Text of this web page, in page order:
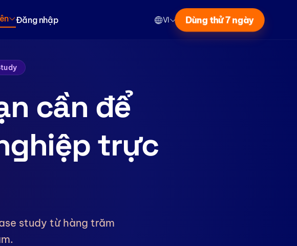
Đăng nhập VI Dùng thử 7 ngày
cần để
trực
study từ hàng trăm